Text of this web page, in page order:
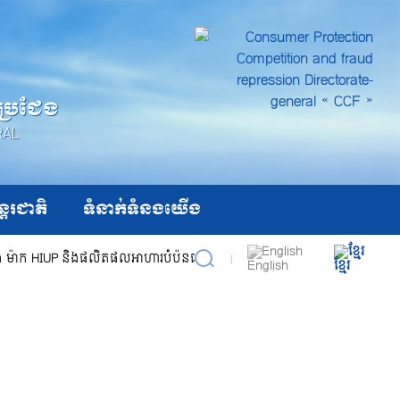
រជែង
រជាតិ ទំនាក់ទំនងយើង
និងផលិតផលអាហារបំប៉នជាច្រើនផ្សេងទៀតដែលបានរត់ពន្ធពីប្រទ
| English ខ្មែរ